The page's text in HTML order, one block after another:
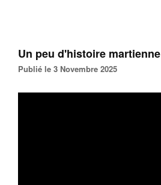
Un peu d'histoire martienne
Publié le 3 Novembre 2025